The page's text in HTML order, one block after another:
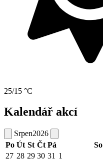
25/15 °C
Kalendář akcí
Srpen2026
Po Út St Čt Pá So
27 28 29 30 31 1